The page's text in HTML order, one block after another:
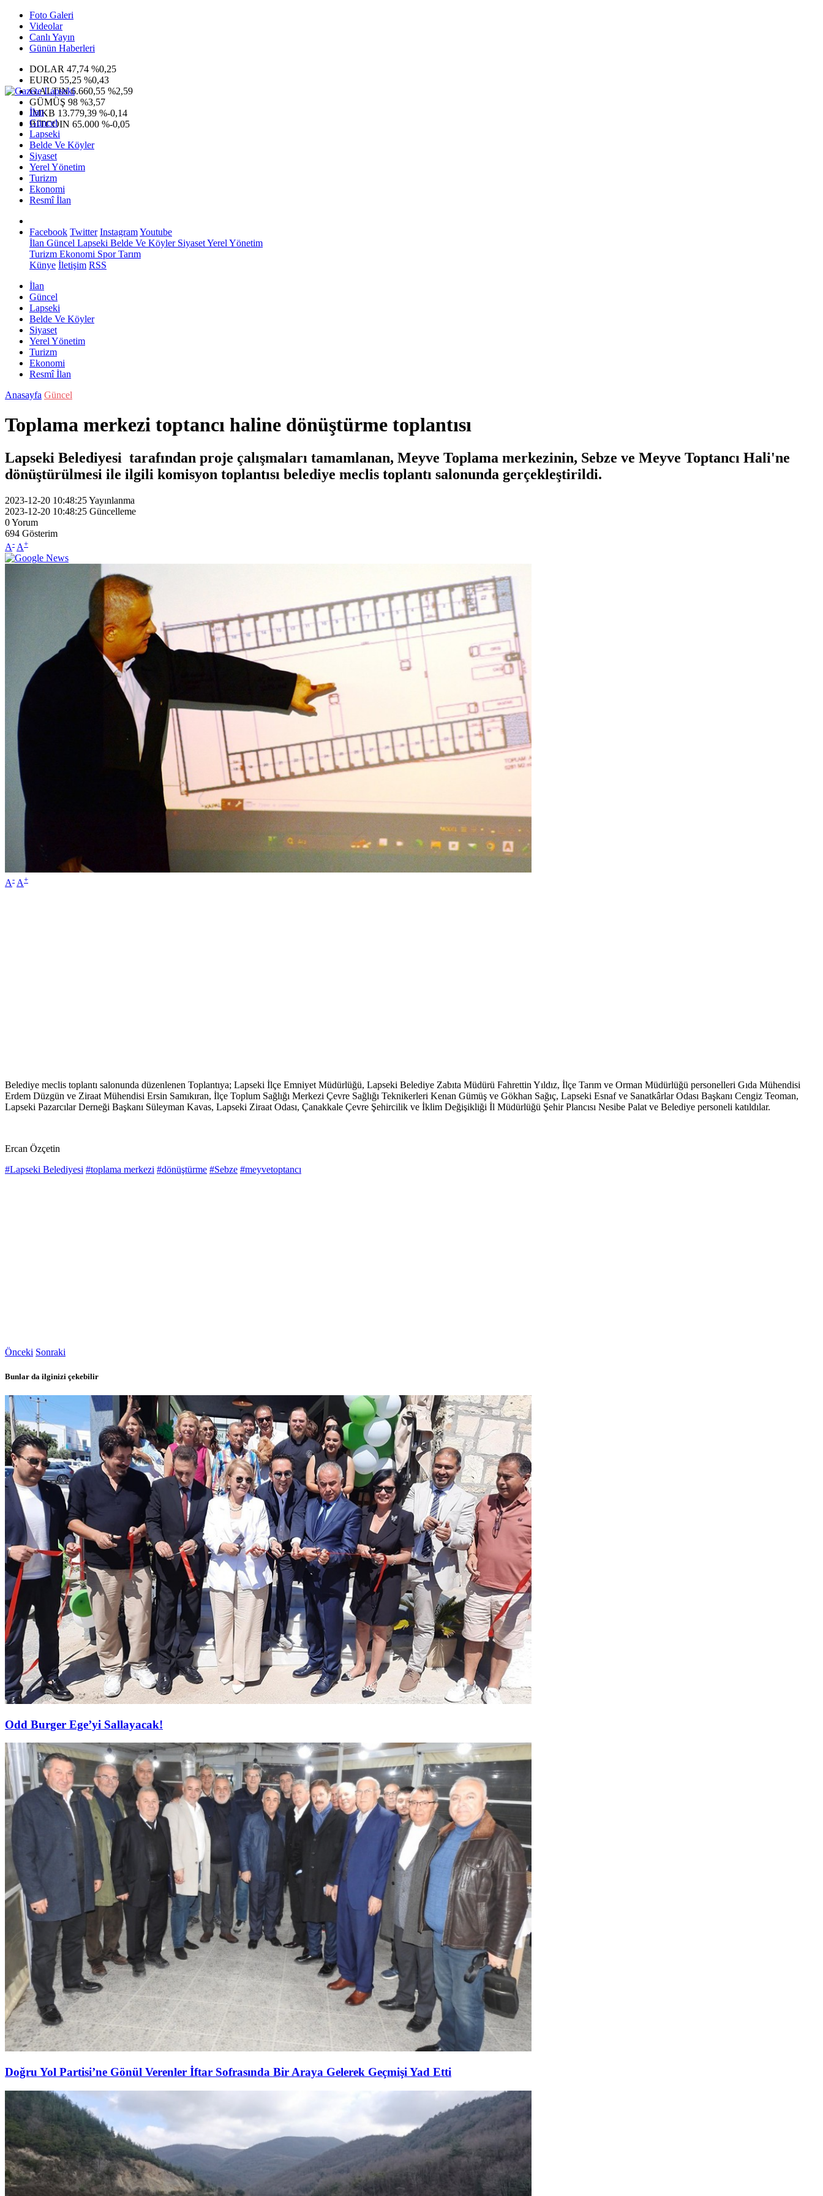
Foto Galeri
Videolar
Canlı Yayın
Günün Haberleri
DOLAR 47,74 %0,25
EURO 55,25 %0,43
G.ALTIN6.660,55 %2,59
GÜMÜŞ 98 %3,57
IMKB 13.779,39 %-0,14
BITCOIN 65.000 %-0,05
İlan
Güncel
Lapseki
Belde Ve Köyler
Siyaset
Yerel Yönetim
Turizm
Ekonomi
Resmî İlan
Facebook Twitter InstagramYoutube
İlan Güncel Lapseki Belde Ve KöylerSiyasetYerel Yönetim
Turizm Ekonomi SporTarım
Künye İletişim RSS
İlan
Güncel
Lapseki
Belde Ve Köyler
Siyaset
Yerel Yönetim
Turizm
Ekonomi
Resmî İlan
Anasayfa Güncel
Toplama merkezi toptancı haline dönüştürme toplantısı
Lapseki Belediyesi tarafından proje çalışmaları tamamlanan, Meyve Toplama merkezinin, Sebze ve Meyve Toptancı Hali'ne
dönüştürülmesi ile ilgili komisyon toplantısı belediye meclis toplantı salonunda gerçekleştirildi.
2023-12-20 10:48:25Yayınlanma
2023-12-20 10:48:25 Güncelleme
0Yorum
694 Gösterim
A- A+
A- A+
Belediye meclis toplantı salonunda düzenlenen Toplantıya; Lapseki İlçe Emniyet Müdürlüğü, Lapseki Belediye Zabıta Müdürü Fahrettin Yıldız, İlçe Tarım ve Orman Müdürlüğü personelleri Gıda Mühendisi
Erdem Düzgün ve Ziraat Mühendisi Ersin Samıkıran, İlçe Toplum Sağlığı Merkezi Çevre Sağlığı Teknikerleri Kenan Gümüş ve Gökhan Sağıç, Lapseki Esnaf ve Sanatkârlar Odası Başkanı Cengiz Teoman,
Lapseki Pazarcılar Derneği Başkanı Süleyman Kavas, Lapseki Ziraat Odası, Çanakkale Çevre Şehircilik ve İklim Değişikliği İl Müdürlüğü Şehir Plancısı Nesibe Palat ve Belediye personeli katıldılar.
Ercan Özçetin
#Lapseki Belediyesi #toplama merkezi #dönüştürme #Sebze #meyvetoptancı
Önceki Sonraki
Bunlar da ilginizi çekebilir
Odd Burger Ege’yi Sallayacak!
Doğru Yol Partisi’ne Gönül Verenler İftar Sofrasında Bir Araya Gelerek Geçmişi Yad Etti